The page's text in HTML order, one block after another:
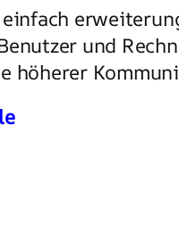
einfach
und
höherer